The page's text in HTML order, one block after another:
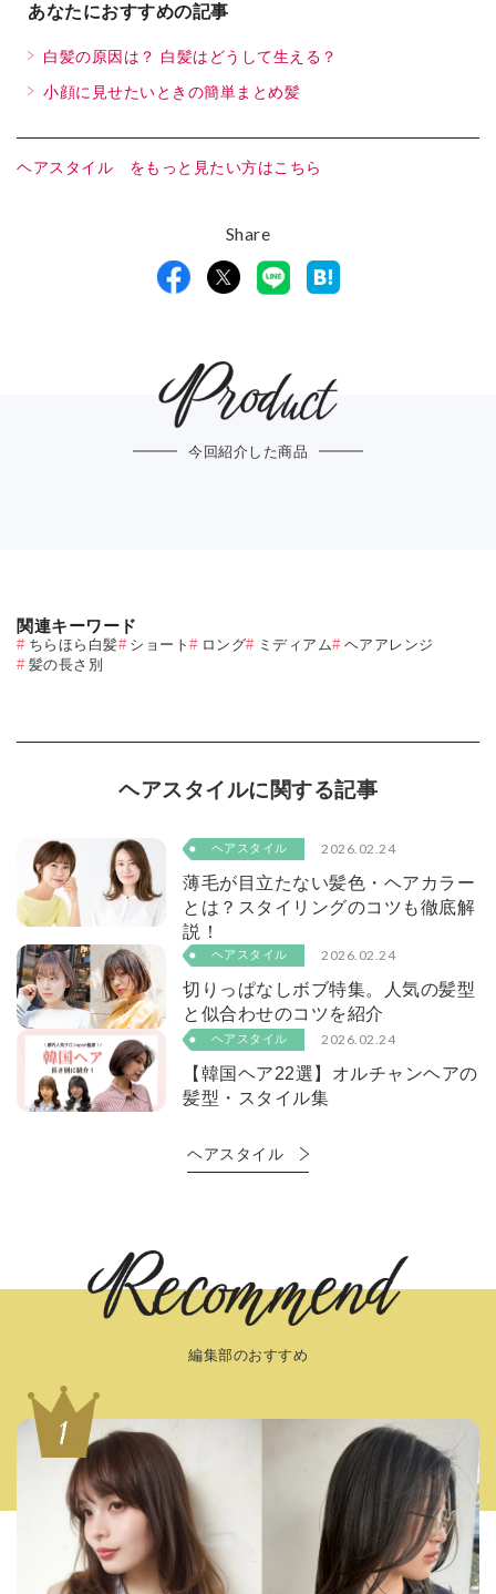
Share
あなたにおすすめの記事
白髪の原因は？ 白髪はどうして生える？
小顔に見せたいときの簡単まとめ髪
ヘアスタイル をもっと見たい方はこちら
今回紹介した商品
関連キーワード
ちらほら白髪 ショート ロング ミディアム
ヘアアレンジ
髪の長さ別
ヘアスタイルに関する記事
ヘアスタイル 2026.02.24
薄毛が目立たない髪色・ヘアカラー
とは？スタイリングのコツも徹底解
説！
ヘアスタイル 2026.02.24
切りっぱなしボブ特集。人気の髪型
と似合わせのコツを紹介
ヘアスタイル 2026.02.24
【韓国ヘア22選】オルチャンヘアの
髪型・スタイル集
ヘアスタイル
編集部のおすすめ